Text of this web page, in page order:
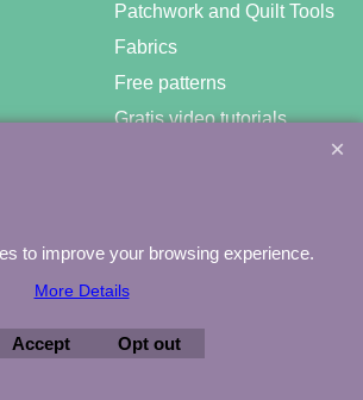
Patchwork and Quilt Tools
Fabrics
Free patterns
Gratis video tutorials
– 030-6573081 – info@minewood.nl
store ShopFactory eCommerce software was used.
to improve your browsing experience.
More Details
Accept Opt out